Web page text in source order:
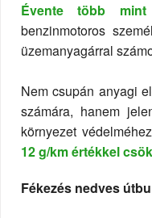
Évente több
benzinmotoros
üzemanyagárral
Nem csupán anyagi
számára, hanem
környezet
12 g/km értékkel
Fékezés nedves